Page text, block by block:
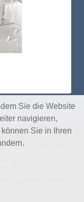
Sie die Website
navigieren,
Sie in Ihren